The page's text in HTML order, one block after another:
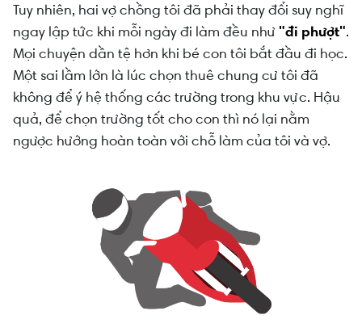
Tuy nhiên, hai vợ chồng tôi đã phải thay đổi suy nghĩ
ngay lập tức khi mỗi ngày đi làm đều như "đi phượt".
Mọi chuyện dần tệ hơn khi bé con tôi bắt đầu đi học.
Một sai lầm lớn là lúc chọn thuê chung cư tôi đã
không để ý hệ thống các trường trong khu vực. Hậu
quả, để chọn trường tốt cho con thì nó lại nằm
ngược hướng hoàn toàn với chỗ làm của tôi và vợ.